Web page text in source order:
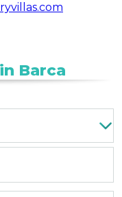
Barca